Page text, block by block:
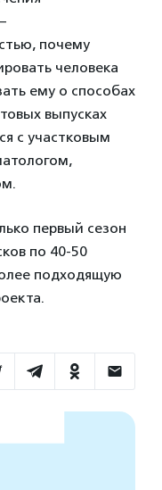
почему
человека
ему о способах
выпусках
с участковым
первый сезон
по 40-50
подходящую